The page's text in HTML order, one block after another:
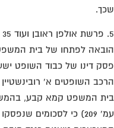
5.
לפתחו של בית המשפט
דינו של כבוד השופט
המשפט קמא קבע, בהמשך
עמ' 209) כי לסכומים